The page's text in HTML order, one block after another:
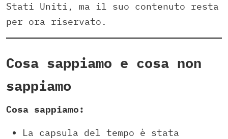
Stati Uniti, ma il suo contenuto resta
per ora riservato.
Cosa sappiamo e cosa non
sappiamo
Cosa sappiamo:
La capsula del tempo è stata